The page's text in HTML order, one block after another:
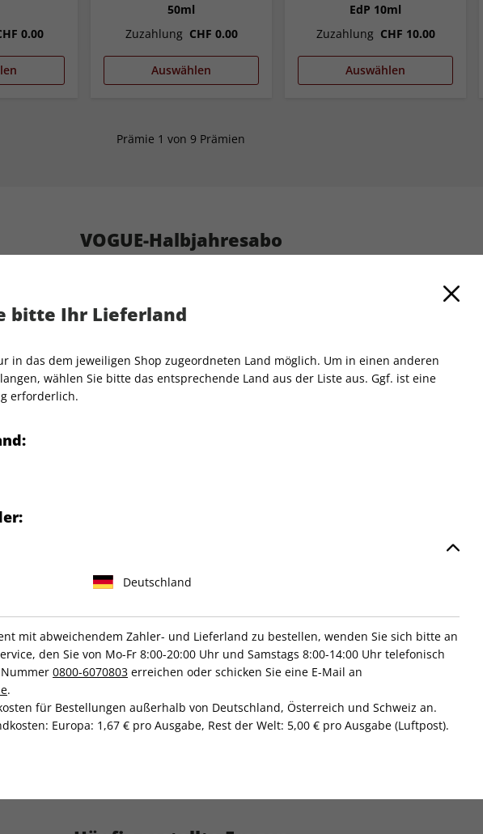
0.00
50ml
Zuzahlung CHF 0.00
Auswählen
EdP 10ml
Zuzahlung CHF 10.00
Auswählen
Prämie 1 von 9 Prämien
VOGUE-Halbjahresabo
Keine Ausgabe
Duftset
selbst – mit dem
Duftsets Ihrer
– mit einem
Vorteilspreis
Mindestlaufzeit
5 Ausgaben
bitte Ihr Lieferland
in das dem jeweiligen Shop zugeordneten Land möglich. Um in einen anderen
wählen Sie bitte das entsprechende Land aus der Liste aus. Ggf. ist eine
erforderlich.
Deutschland
mit abweichendem Zahler- und Lieferland zu bestellen, wenden Sie sich bitte an
den Sie von Mo-Fr 8:00-20:00 Uhr und Samstags 8:00-14:00 Uhr telefonisch
0800-6070803 erreichen oder schicken Sie eine E-Mail an
.
für Bestellungen außerhalb von Deutschland, Österreich und Schweiz an.
Europa: 1,67 € pro Ausgabe, Rest der Welt: 5,00 € pro Ausgabe (Luftpost).